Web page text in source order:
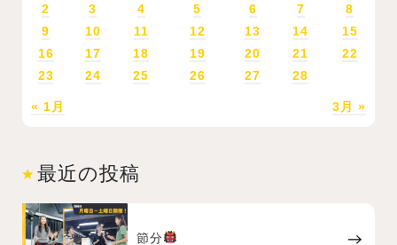
« 1月 3月 »
2
3 4 5 6 7
8
9
10 11 12 13 14
15
16
17 18 19 20 21
22
23
24 25 26 27 28
最近の投稿
節分